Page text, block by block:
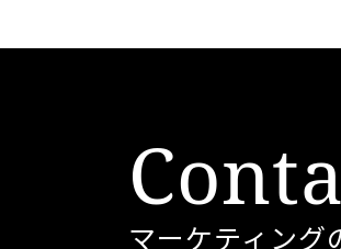
マーケティング